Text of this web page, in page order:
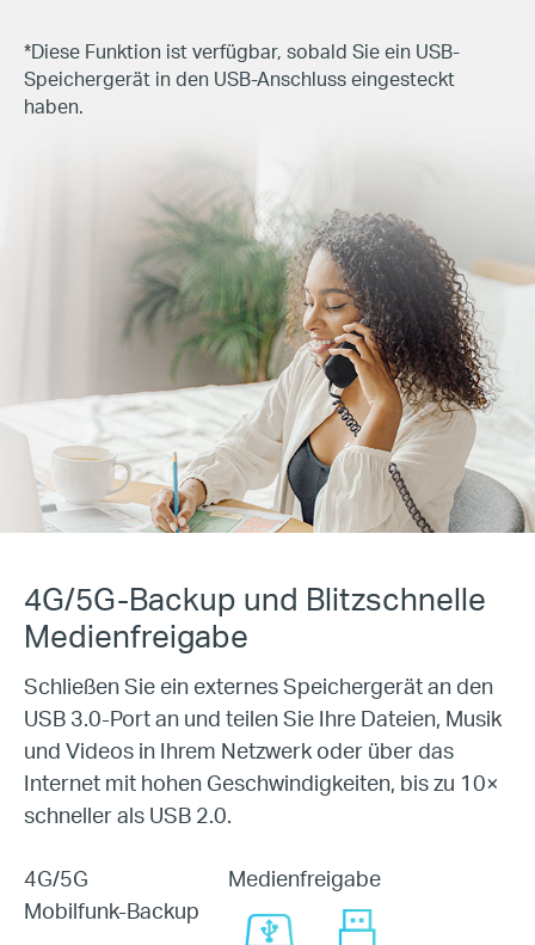
*Diese Funktion ist verfügbar, sobald Sie ein USB-
Speichergerät in den USB-Anschluss eingesteckt
haben.
4G/5G-Backup und Blitzschnelle
Medienfreigabe
Schließen Sie ein externes Speichergerät an den
USB 3.0-Port an und teilen Sie Ihre Dateien, Musik
und Videos in Ihrem Netzwerk oder über das
Internet mit hohen Geschwindigkeiten, bis zu 10×
schneller als USB 2.0.
4G/5G
Mobilfunk-Backup
Medienfreigabe